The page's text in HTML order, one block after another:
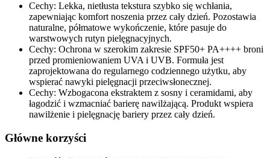
Cechy: Lekka, nietłusta tekstura szybko się wchłania,
zapewniając komfort noszenia przez cały dzień. Pozostawia
naturalne, półmatowe wykończenie, które pasuje do
warstwowych rutyn pielęgnacyjnych.
Cechy: Ochrona w szerokim zakresie SPF50+ PA++++ broni
przed promieniowaniem UVA i UVB. Formuła jest
zaprojektowana do regularnego codziennego użytku, aby
wspierać nawyki pielęgnacji przeciwsłonecznej.
Cechy: Wzbogacona ekstraktem z sosny i ceramidami, aby
łagodzić i wzmacniać barierę nawilżającą. Produkt wspiera
nawilżenie i pielęgnację bariery przez cały dzień.
Główne korzyści